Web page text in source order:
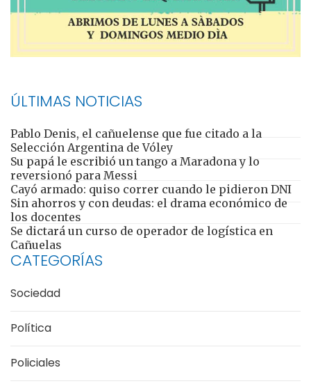
ÚLTIMAS NOTICIAS
Pablo Denis, el cañuelense que fue citado a la
Selección Argentina de Vóley
Su papá le escribió un tango a Maradona y lo
reversionó para Messi
Cayó armado: quiso correr cuando le pidieron DNI
Sin ahorros y con deudas: el drama económico de
los docentes
Se dictará un curso de operador de logística en
Cañuelas
CATEGORÍAS
Sociedad
Política
Policiales